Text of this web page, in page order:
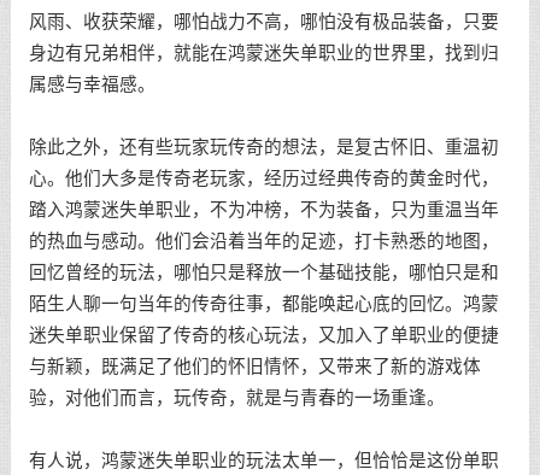
风雨、收获荣耀，哪怕战力不高，哪怕没有极品装备，只要
身边有兄弟相伴，就能在鸿蒙迷失单职业的世界里，找到归
属感与幸福感。
除此之外，还有些玩家玩传奇的想法，是复古怀旧、重温初
心。他们大多是传奇老玩家，经历过经典传奇的黄金时代，
踏入鸿蒙迷失单职业，不为冲榜，不为装备，只为重温当年
的热血与感动。他们会沿着当年的足迹，打卡熟悉的地图，
回忆曾经的玩法，哪怕只是释放一个基础技能，哪怕只是和
陌生人聊一句当年的传奇往事，都能唤起心底的回忆。鸿蒙
迷失单职业保留了传奇的核心玩法，又加入了单职业的便捷
与新颖，既满足了他们的怀旧情怀，又带来了新的游戏体
验，对他们而言，玩传奇，就是与青春的一场重逢。
有人说，鸿蒙迷失单职业的玩法太单一，但恰恰是这份单职